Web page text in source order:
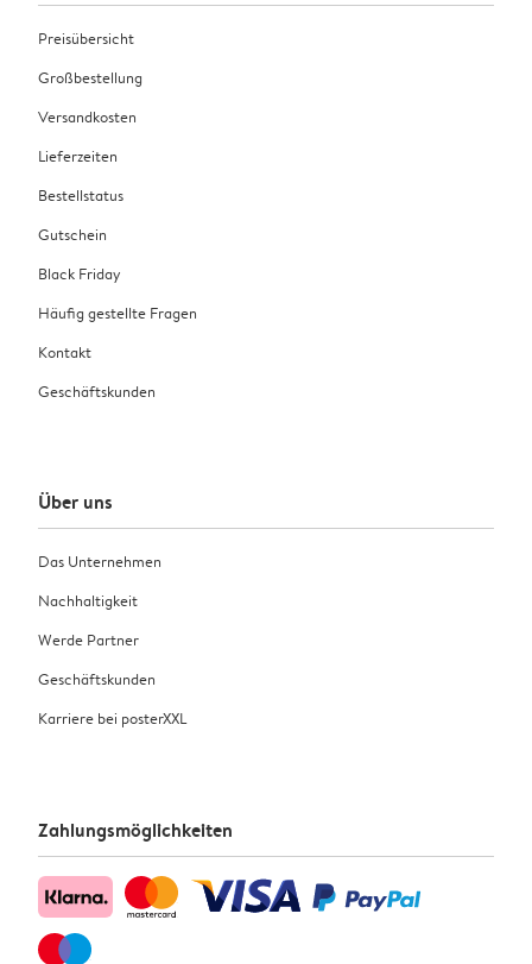
Preisübersicht
Großbestellung
Versandkosten
Lieferzeiten
Bestellstatus
Gutschein
Black Friday
Häufig gestellte Fragen
Kontakt
Geschäftskunden
Über uns
Das Unternehmen
Nachhaltigkeit
Werde Partner
Geschäftskunden
Karriere bei posterXXL
Zahlungsmöglichkeiten